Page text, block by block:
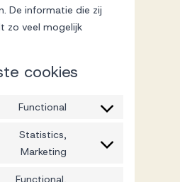
De informatie die zij
zo veel mogelijk
cookies
Functional
Consent
service
Statistics,
Marketing
Consent
Functional,